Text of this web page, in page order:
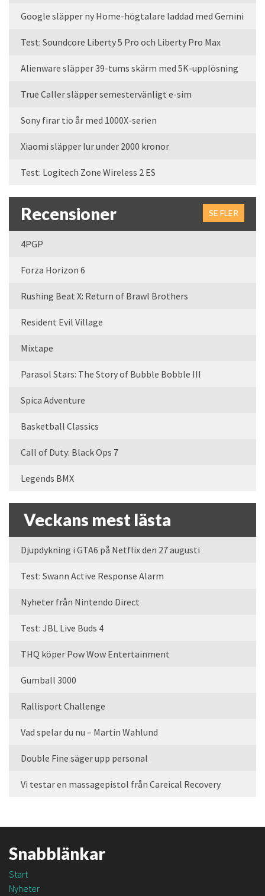
Google släpper ny Home-högtalare laddad med Gemini
Test: Soundcore Liberty 5 Pro och Liberty Pro Max
Alienware släpper 39-tums skärm med 5K-upplösning
True Caller släpper semestervänligt e-sim
Sony firar tio år med 1000X-serien
Xiaomi släpper lur under 2000 kronor
Test: Logitech Zone Wireless 2 ES
Recensioner SE FLER
4PGP
Forza Horizon 6
Rushing Beat X: Return of Brawl Brothers
Resident Evil Village
Mixtape
Parasol Stars: The Story of Bubble Bobble III
Spica Adventure
Basketball Classics
Call of Duty: Black Ops 7
Legends BMX
Veckans mest lästa
Djupdykning i GTA6 på Netflix den 27 augusti
Test: Swann Active Response Alarm
Nyheter från Nintendo Direct
Test: JBL Live Buds 4
THQ köper Pow Wow Entertainment
Gumball 3000
Rallisport Challenge
Vad spelar du nu – Martin Wahlund
Double Fine säger upp personal
Vi testar en massagepistol från Careical Recovery
Snabblänkar
Start
Nyheter